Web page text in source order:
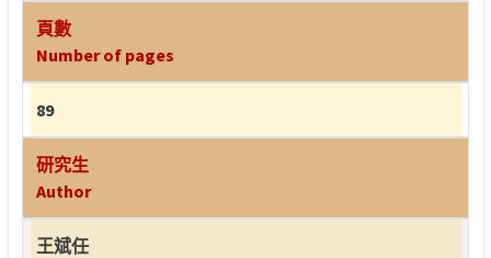
頁數
Number of pages
89
研究生
Author
王斌任